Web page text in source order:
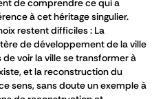
à cet héritage singulier.
restent difficiles : La
de développement de la ville
voir la ville se transformer à
et la reconstruction du
sens, sans doute un exemple à